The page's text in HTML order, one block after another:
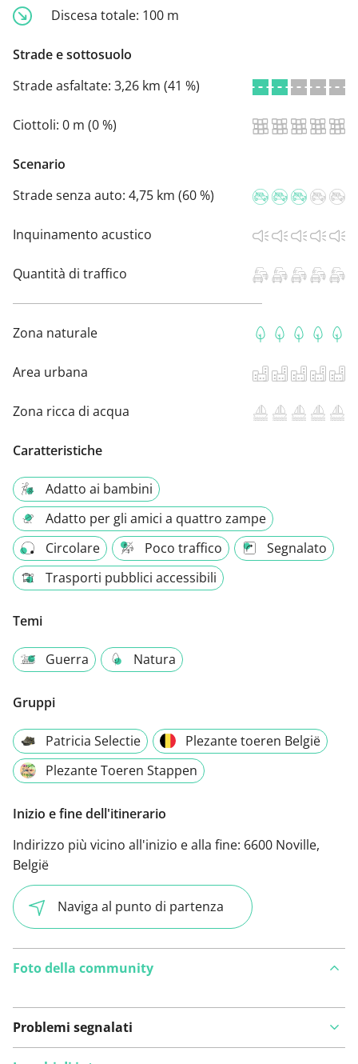
Discesa totale: 100 m
Strade e sottosuolo
Strade asfaltate: 3,26 km (41 %)
Ciottoli: 0 m (0 %)
Scenario
Strade senza auto: 4,75 km (60 %)
Inquinamento acustico
Quantità di traffico
Zona naturale
Area urbana
Zona ricca di acqua
Caratteristiche
Adatto ai bambini
Adatto per gli amici a quattro zampe
Circolare
Poco traffico
Segnalato
Trasporti pubblici accessibili
Temi
Guerra Natura
Gruppi
Patricia Selectie
Plezante toeren België
Plezante Toeren Stappen
Inizio e fine dell'itinerario
Indirizzo più vicino all'inizio e alla fine: 6600 Noville,
België
Naviga al punto di partenza
Foto della community
Problemi segnalati